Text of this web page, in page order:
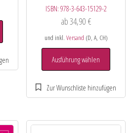
ISBN: 978-3-643-15129-2
ab34,90 €
und inkl. Versand (D, A, CH)
Ausführung wählen